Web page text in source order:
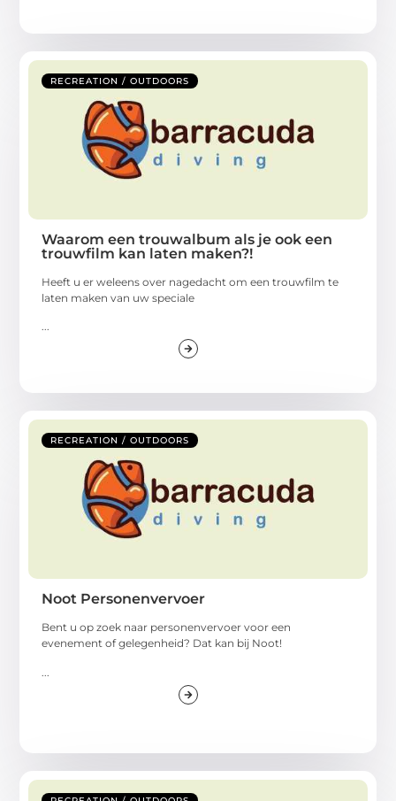
RECREATION / OUTDOORS
Waarom een trouwalbum als je ook een
trouwfilm kan laten maken?!
Heeft u er weleens over nagedacht om een trouwfilm te
laten maken van uw speciale
...
RECREATION / OUTDOORS
Noot Personenvervoer
Bent u op zoek naar personenvervoer voor een
evenement of gelegenheid? Dat kan bij Noot!